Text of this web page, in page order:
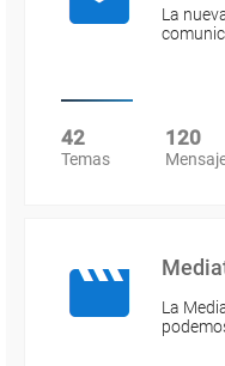
La
42
Temas
120
La